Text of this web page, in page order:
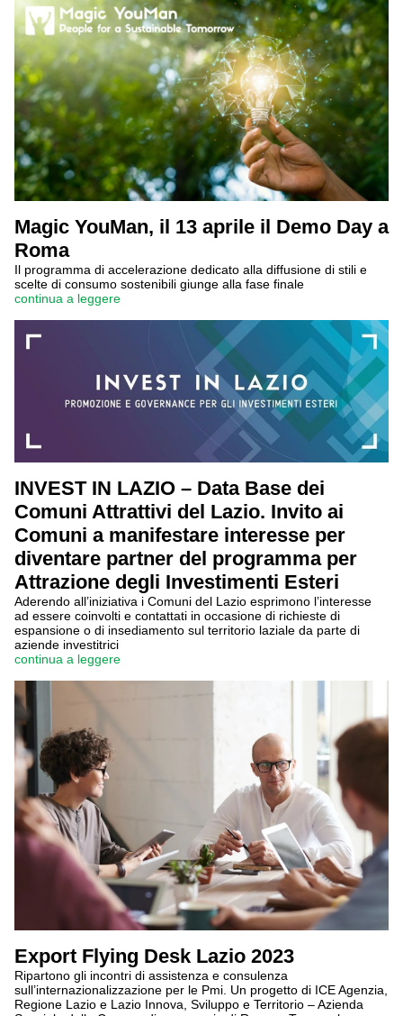
Magic YouMan, il 13 aprile il Demo Day a
Roma
Il programma di accelerazione dedicato alla diffusione di stili e
scelte di consumo sostenibili giunge alla fase finale
continua a leggere
INVEST IN LAZIO – Data Base dei
Comuni Attrattivi del Lazio. Invito ai
Comuni a manifestare interesse per
diventare partner del programma per
Attrazione degli Investimenti Esteri
Aderendo all’iniziativa i Comuni del Lazio esprimono l’interesse
ad essere coinvolti e contattati in occasione di richieste di
espansione o di insediamento sul territorio laziale da parte di
aziende investitrici
continua a leggere
Export Flying Desk Lazio 2023
Ripartono gli incontri di assistenza e consulenza
sull’internazionalizzazione per le Pmi. Un progetto di ICE Agenzia,
Regione Lazio e Lazio Innova, Sviluppo e Territorio – Azienda